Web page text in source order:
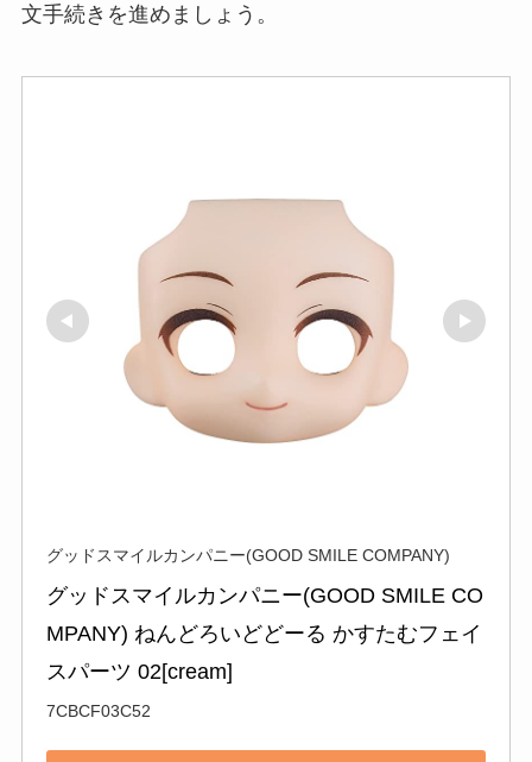
文手続きを進めましょう。
グッドスマイルカンパニー(GOOD SMILE COMPANY)
グッドスマイルカンパニー(GOOD SMILE CO
MPANY) ねんどろいどどーる かすたむフェイ
スパーツ 02[cream]
7CBCF03C52